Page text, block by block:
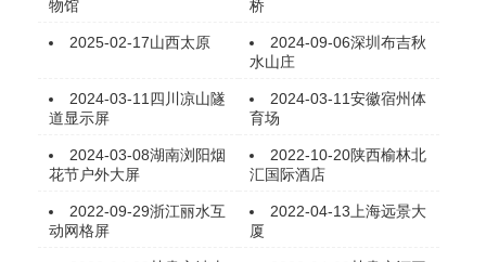
物馆
桥
2025-02-17山西太原 2024-09-06深圳布吉秋
水山庄
2024-03-11四川凉山隧
道显示屏
2024-03-11安徽宿州体
育场
2024-03-08湖南浏阳烟
花节户外大屏
2022-10-20陕西榆林北
汇国际酒店
2022-09-29浙江丽水互
动网格屏
2022-04-13上海远景大
厦